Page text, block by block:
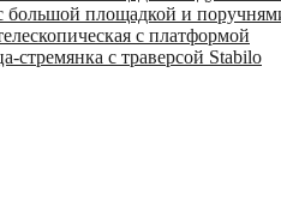
большой площадкой и
с платформой
стремянка с траверсой Stabilo